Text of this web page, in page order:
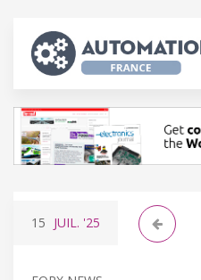
15 JUIL. '25